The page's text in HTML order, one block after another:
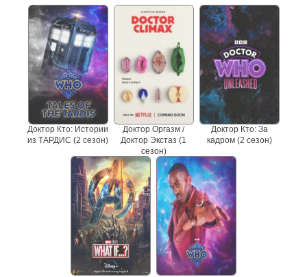
Доктор Кто: Истории
из ТАРДИС (2 сезон)
Доктор Оргазм /
Доктор Экстаз (1
сезон)
Доктор Кто: За
кадром (2 сезон)